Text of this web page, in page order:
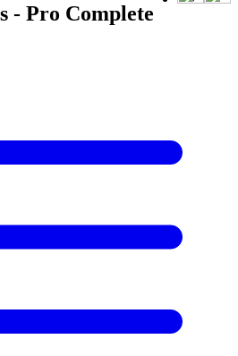
- Pro Complete